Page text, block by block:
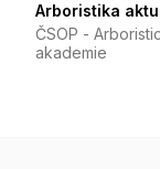
Arboristika
ČSOP -
akademie